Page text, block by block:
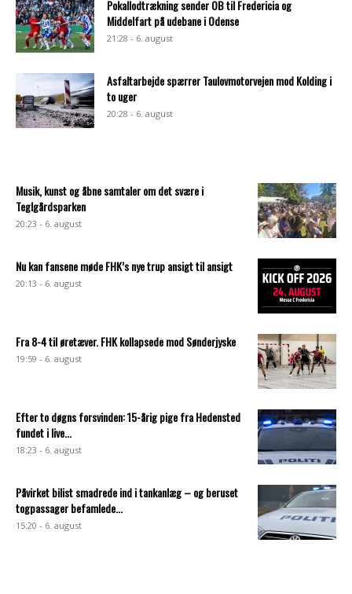
Pokallodtrækning sender OB til Fredericia og
Middelfart på udebane i Odense
21:28 - 6. august
Asfaltarbejde spærrer Taulovmotorvejen mod Kolding i
to uger
20:28 - 6. august
Musik, kunst og åbne samtaler om det svære i
Teglgårdsparken
20:23 - 6. august
Nu kan fansene møde FHK’s nye trup ansigt til ansigt
20:13 - 6. august
Fra 8-4 til øretæver. FHK kollapsede mod Sønderjyske
19:59 - 6. august
Efter to døgns forsvinden: 15-årig pige fra Hedensted
fundet i live...
18:23 - 6. august
Påvirket bilist smadrede ind i tankanlæg – og beruset
togpassager befamlede...
15:20 - 6. august